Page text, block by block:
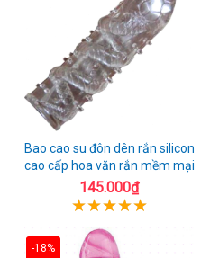
Bao cao su đôn dên rắn silicon
cao cấp hoa văn rắn mềm mại
145.000₫
-18%